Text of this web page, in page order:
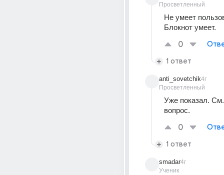
Просветленный
Не умеет
Блокнот умеет.
0
1 ответ
anti_sovetchik
Просветленный
4г
Уже показал.
вопрос.
0
1 ответ
smadar
Ученик
4г